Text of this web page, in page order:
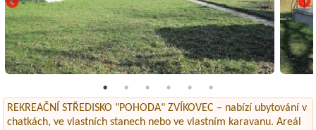
REKREAČNÍ STŘEDISKO "POHODA" ZVÍKOVEC – nabízí ubytování v
chatkách, ve vlastních stanech nebo ve vlastním karavanu. Areál